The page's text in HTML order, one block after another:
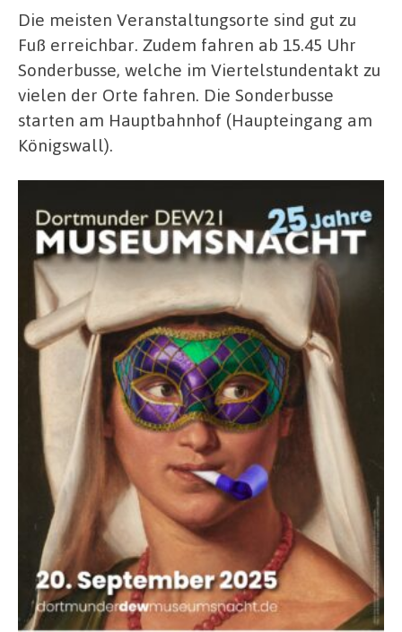
Die meisten Veranstaltungsorte sind gut zu
Fuß erreichbar. Zudem fahren ab 15.45 Uhr
Sonderbusse, welche im Viertelstundentakt zu
vielen der Orte fahren. Die Sonderbusse
starten am Hauptbahnhof (Haupteingang am
Königswall).